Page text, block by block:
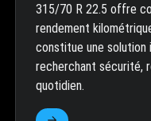
315/70 R 22.5 offre
rendement
constitue une solution
recherchant sécurité,
quotidien.